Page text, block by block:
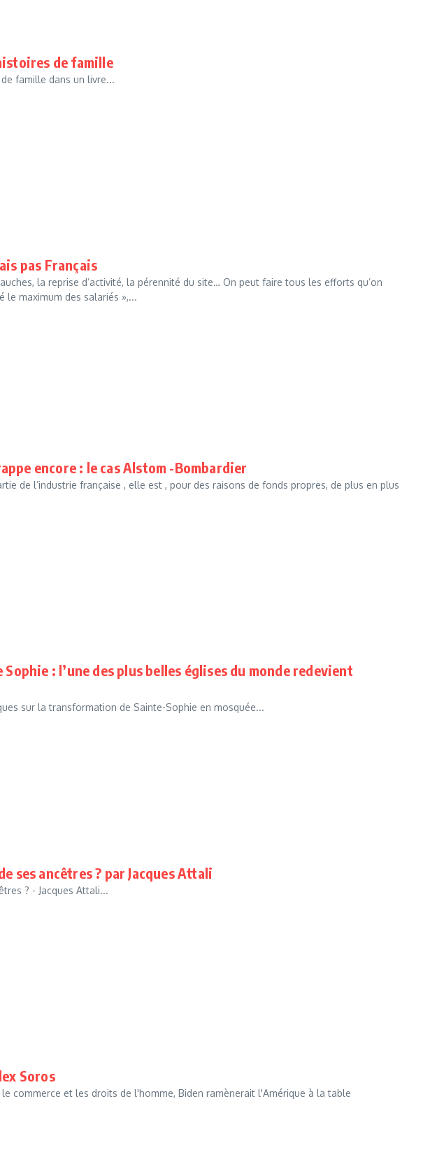
de famille
famille dans un livre...
pas Français
la reprise d’activité, la pérennité du site… On peut faire tous les efforts qu’on
le maximum des salariés »,...
encore : le cas Alstom -Bombardier
de l’industrie française , elle est , pour des raisons de fonds propres, de plus en plus
: l’une des plus belles églises du monde redevient
sur la transformation de Sainte-Sophie en mosquée...
ses ancêtres ? par Jacques Attali
? - Jacques Attali...
Soros
commerce et les droits de l'homme, Biden ramènerait l'Amérique à la table